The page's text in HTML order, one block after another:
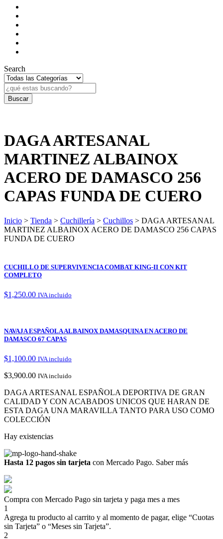
Search
DAGA ARTESANAL
MARTINEZ ALBAINOX
ACERO DE DAMASCO 256
CAPAS FUNDA DE CUERO
Inicio > Tienda > Cuchillería > Cuchillos > DAGA ARTESANAL
MARTINEZ ALBAINOX ACERO DE DAMASCO 256 CAPAS
FUNDA DE CUERO
CUCHILLO DE SUPERVIVENCIA COMBAT KING-II CON KIT
COMPLETO
$1,250.00 IVA incluido
NAVAJA ESPAÑOLA ALBAINOX DAMASQUINA EN ACERO DE
DAMASCO 67 CAPAS
$1,100.00 IVA incluido
$3,900.00 IVA incluido
DAGA ARTESANAL ESPAÑOLA DEPORTIVA DE GRAN
CALIDAD Y CON ACABADOS UNICOS QUE HARAN DE
ESTA DAGA UNA MARAVILLA TANTO PARA USO COMO
COLECCIÓN
Hay existencias
Hasta 12 pagos sin tarjeta con Mercado Pago. Saber más
Compra con Mercado Pago sin tarjeta y paga mes a mes
1
Agrega tu producto al carrito y al momento de pagar, elige “Cuotas
sin Tarjeta” o “Meses sin Tarjeta”.
2